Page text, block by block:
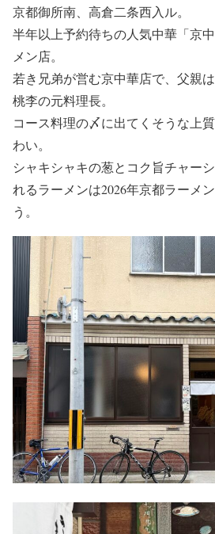
京都御所南、高倉二条西入ル。
半年以上予約待ちの人気中華「京
メン店。
若き兄弟が営む京中華店で、父親
桃李の元料理長。
コース料理の〆に出てくそうな上
わい。
シャキシャキの葱とコク旨チャー
れるラーメンは2026年京都ラーメ
う。